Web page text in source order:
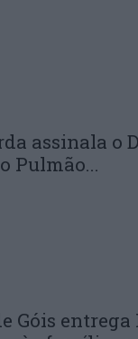
assinala o
Pulmão...
Góis entrega